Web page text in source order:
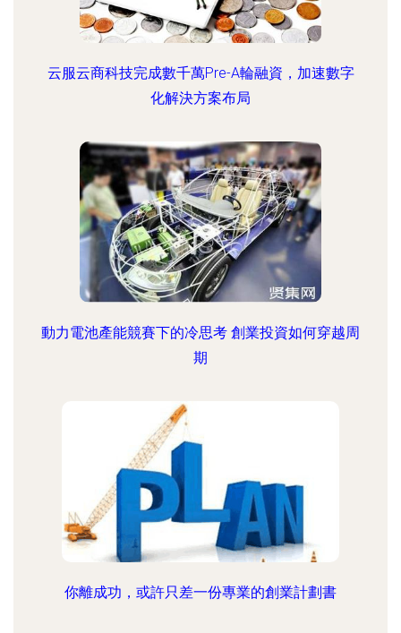
云服云商科技完成數千萬Pre-A輪融資，加速數字
化解決方案布局
動力電池產能競賽下的冷思考 創業投資如何穿越周
期
你離成功，或許只差一份專業的創業計劃書